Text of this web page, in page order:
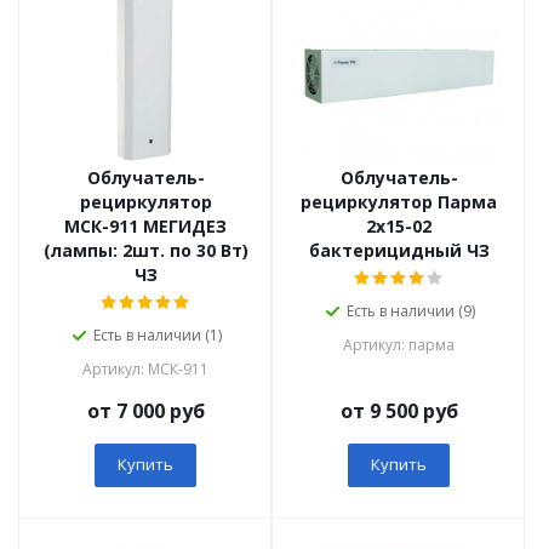
Облучатель-
рециркулятор
МСК-911 МЕГИДЕЗ
(лампы: 2шт. по 30 Вт)
ЧЗ
Есть в наличии (1)
Артикул: МСК-911
от 7 000 руб
Купить
Облучатель-
рециркулятор Парма
2х15-02
бактерицидный ЧЗ
Есть в наличии (9)
Артикул: парма
от 9 500 руб
Купить